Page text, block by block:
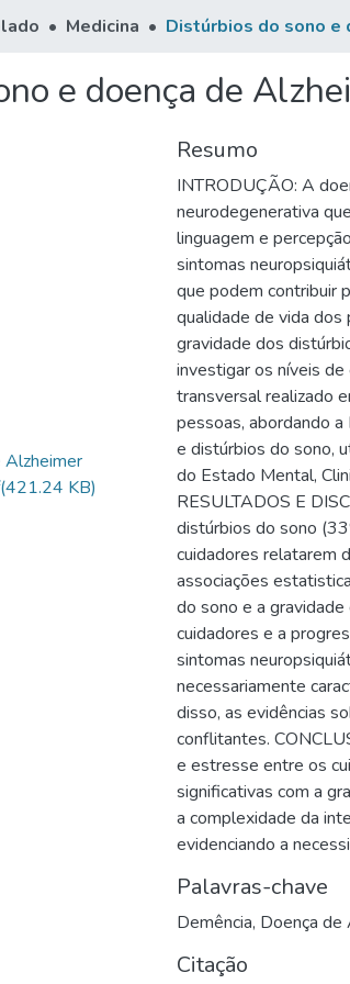
Medicina
e doença de
Alzheimer
(421.24 KB)
Resumo
INTRODUÇÃO: A
neurodegenerativa
linguagem e
sintomas
que podem contribuir
qualidade de vida dos
gravidade dos
investigar os níveis
transversal realizado
pessoas, abordando
e distúrbios do sono,
do Estado Mental,
RESULTADOS E
distúrbios do sono
cuidadores relatarem
associações
do sono e a
cuidadores e a
sintomas
necessariamente
disso, as evidências
conflitantes.
e estresse entre os
significativas com a
a complexidade da
evidenciando a
Palavras-chave
Demência, Doença de
Citação